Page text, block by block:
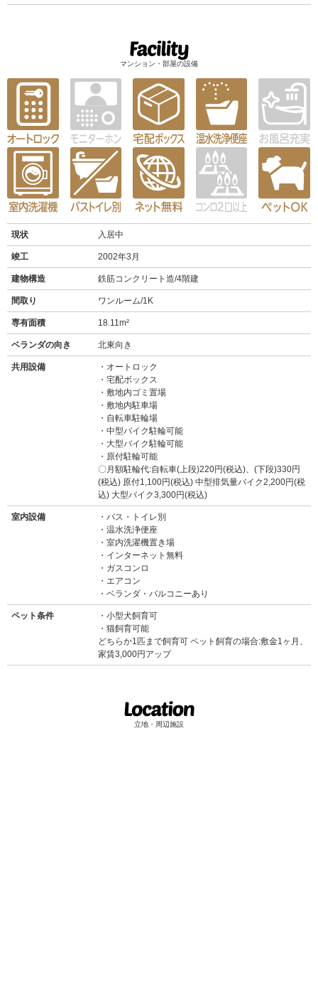
マンション・部屋の設備
現状 入居中
竣工 2002年3月
建物構造 鉄筋コンクリート造/4階建
間取り ワンルーム/1K
専有面積 18.11m²
ベランダの向き 北東向き
共用設備
オートロック
宅配ボックス
敷地内ゴミ置場
敷地内駐車場
自転車駐輪場
中型バイク駐輪可能
大型バイク駐輪可能
原付駐輪可能
〇月額駐輪代:自転車(上段)220円(税込)、(下段)330円
(税込) 原付1,100円(税込) 中型排気量バイク2,200円(税
込) 大型バイク3,300円(税込)
室内設備
バス・トイレ別
温水洗浄便座
室内洗濯機置き場
インターネット無料
ガスコンロ
エアコン
ベランダ・バルコニーあり
ペット条件
小型犬飼育可
猫飼育可能
どちらか1匹まで飼育可 ペット飼育の場合:敷金1ヶ月、
家賃3,000円アップ
立地・周辺施設